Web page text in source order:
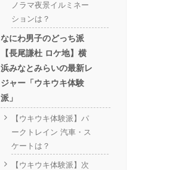
ノラマ夜景イルミネー
ションは？
なにわ男子のどっち派
【長尾謙杜 ロケ地】横
浜みなとみらいの最新レ
ジャー「ウキウキ体験
派」
【ウキウキ体験派】パ
ークトレイン 汽車・ス
ケートは？
【ウキウキ体験派】次